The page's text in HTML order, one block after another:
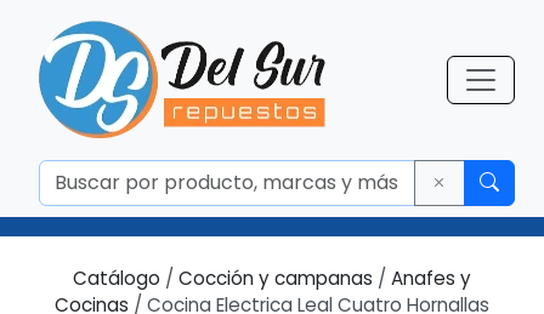
Catálogo / Cocción y campanas / Anafes y
Cocinas / Cocina Electrica Leal Cuatro Hornallas